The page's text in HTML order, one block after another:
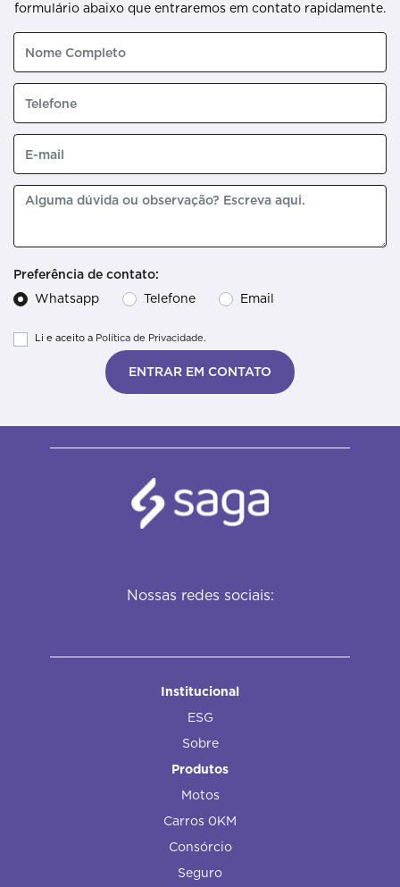
formulário abaixo que entraremos em contato rapidamente.
Preferência de contato:
Whatsapp
Telefone Email
Li e aceito a Política de Privacidade.
ENTRAR EM CONTATO
Nossas redes sociais:
Institucional
ESG
Sobre
Produtos
Motos
Carros 0KM
Consórcio
Seguro